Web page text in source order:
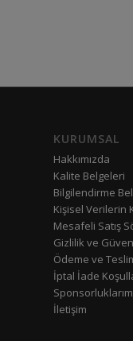
KURUMSAL
Hakkımızda
Kalite Belgeleri
Bilgilendirme
Kişisel Verilerin
Mesafeli Satış
Gizlilik ve
Ödeme ve
İptal İade
İletişim